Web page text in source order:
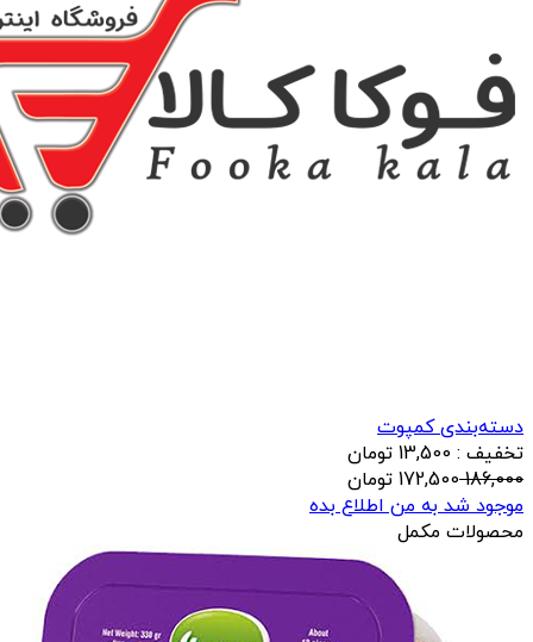
دسته‌بندی کمپوت
تخفیف : 13,500 تومان
186,000
172,500 تومان
موجود شد به من اطلاع بده
محصولات مکمل